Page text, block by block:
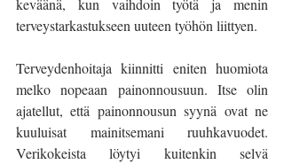
keväänä, kun vaihdoin työtä ja menin
terveystarkastukseen uuteen työhön liittyen.
Terveydenhoitaja kiinnitti eniten huomiota
melko nopeaan painonnousuun. Itse olin
ajatellut, että painonnousun syynä ovat ne
kuuluisat mainitsemani ruuhkavuodet.
Verikokeista löytyi kuitenkin selvä